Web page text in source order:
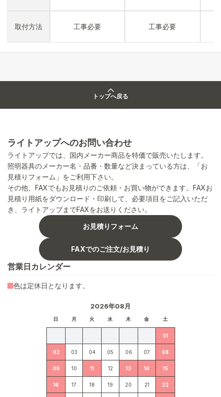
取付方法 工事必要 工事必要
トップへ戻る
ライトアップへのお問い合わせ
ライトアップでは、国内メーカー商品を特価で販売いたします。
照明器具のメーカー名・品番・数量など決まっている方は、「お
見積りフォーム」をご利用下さい。
その他、FAXでもお見積りのご依頼・お買い物ができます。FAXお
見積り用紙をダウンロード・印刷して、必要項目をご記入いただ
き、ライトアップまでFAXをお送りください。
お見積りフォーム
FAXでのご注文/お見積り
営業日カレンダー
2026年08月
日 月 火 水 木 金 土
01
02 03 04 05 06 07 08
09 10 11 12 13 14 15
16 17 18 19 20 21 22
色は定休日となります。